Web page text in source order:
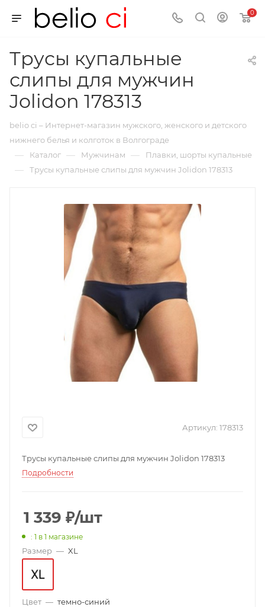
0
Трусы купальные
слипы для мужчин
Jolidon 178313
belio ci – Интернет-магазин мужского, женского и детского
нижнего белья и колготок в Волгограде
— Каталог — Мужчинам — Плавки, шорты купальные
— Трусы купальные слипы для мужчин Jolidon 178313
Артикул: 178313
Трусы купальные слипы для мужчин Jolidon 178313
Подробности
1 339 ₽/шт
: 1 в 1 магазине
Размер — XL
Цвет — темно-синий